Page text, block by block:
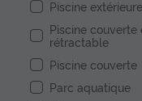
Piscine extérieure
Piscine couverte
rétractable
Piscine couverte
Parc aquatique